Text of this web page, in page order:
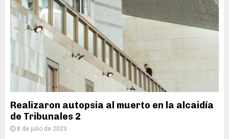
Realizaron autopsia al muerto en la alcaidía
de Tribunales 2
8 de julio de 2023